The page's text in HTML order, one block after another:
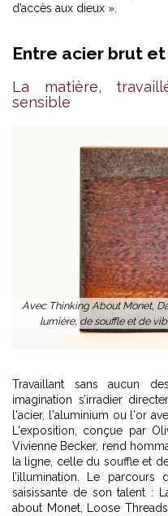
d’accès aux dieux ».
Entre acier brut
La matière,
sensible
Avec Thinking About Monet,
lumière, de souffle et de
Travaillant sans aucun
imagination s’irradier
l'acier, l'aluminium ou l'or
L'exposition, conçue par
Vivienne Becker, rend
la ligne, celle du souffle et
l’illumination. Le
saisissante de son talent :
about Monet, Loose